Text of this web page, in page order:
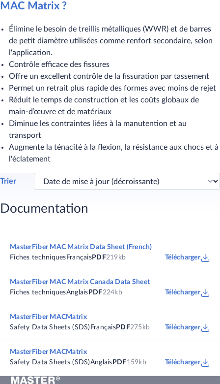
MAC Matrix ?
Élimine le besoin de treillis métalliques (WWR) et de barres
de petit diamètre utilisées comme renfort secondaire, selon
l'application.
Contrôle efficace des fissures
Offre un excellent contrôle de la fissuration par tassement
Permet un retrait plus rapide des formes avec moins de rejet
Réduit le temps de construction et les coûts globaux de
main-d’œuvre et de matériaux
Diminue les contraintes liées à la manutention et au
transport
Augmente la ténacité à la flexion, la résistance aux chocs et à
l'éclatement
Trier
Documentation
MasterFiber MAC Matrix Data Sheet (French)
Fiches techniques Français PDF219kb Télécharger
MasterFiber MAC Matrix Canada Data Sheet
Fiches techniquesAnglais PDF224kb Télécharger
MasterFiber MACMatrix
Safety Data Sheets (SDS) FrançaisPDF275kb Télécharger
MasterFiber MACMatrix
Safety Data Sheets (SDS)Anglais PDF159kb Télécharger